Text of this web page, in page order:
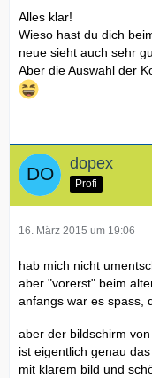
Alles klar!
Wieso hast du dich
neue sieht auch sehr
Aber die Auswahl der
dopex
Profi
16. März 2015 um 19:06
hab mich nicht
aber "vorerst" beim
anfangs war es spass,
aber der bildschirm
ist eigentlich genau
mit klarem bild und